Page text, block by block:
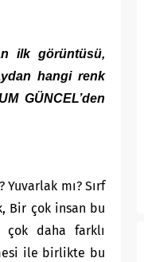
ilk görüntüsü,
hangi renk
GÜNCEL’den
mı? Sırf
Bir çok insan bu
çok daha farklı
ile birlikte bu